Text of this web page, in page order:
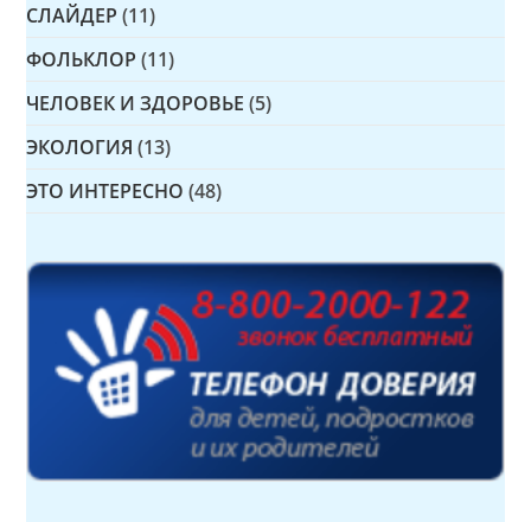
СЛАЙДЕР (11)
ФОЛЬКЛОР (11)
ЧЕЛОВЕК И ЗДОРОВЬЕ (5)
ЭКОЛОГИЯ (13)
ЭТО ИНТЕРЕСНО (48)